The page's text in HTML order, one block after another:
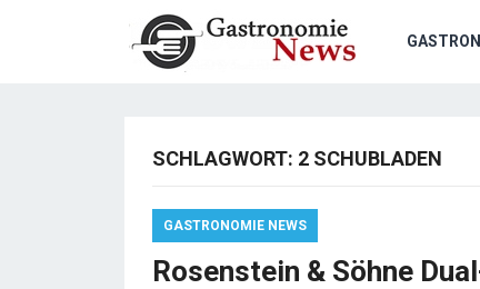
SCHLAGWORT: 2 SCHUBLADEN
GASTRONOMIE NEWS
Rosenstein & Söhne